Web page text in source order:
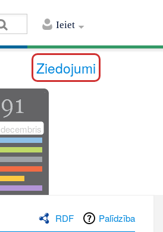
Ieiet
Ziedojumi
decembris
RDF Palīdzība